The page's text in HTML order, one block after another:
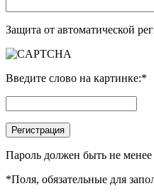
Защита от автоматической
Введите слово на картинке:*
Пароль должен быть не
*Поля, обязательные для